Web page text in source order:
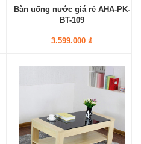
Bàn uống nước giá rẻ AHA-PK-
BT-109
3.599.000 ₫